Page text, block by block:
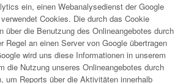
ein, einen Webanalysedienst der Google
verwendet Cookies. Die durch das Cookie
über die Benutzung des Onlineangebotes durch
Regel an einen Server von Google übertragen
wird uns diese Informationen in unserem
die Nutzung unseres Onlineangebotes durch
um Reports über die Aktivitäten innerhalb